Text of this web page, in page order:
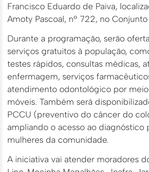
Francisco Eduardo de Paiva,
Amoty Pascoal, nº 722, no Conjunto
Durante a programação, serão
serviços gratuitos à população,
testes rápidos, consultas médicas,
enfermagem, serviços
atendimento odontológico por
móveis. Também será
PCCU (preventivo do câncer do
ampliando o acesso ao diagnóstico
mulheres da comunidade.
A iniciativa vai atender moradores